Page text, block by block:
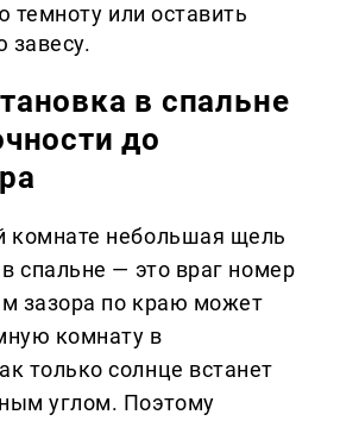
темноту или оставить
завесу.
в спальне
до
комнате небольшая щель
спальне — это враг номер
зазора по краю может
комнату в
только солнце встанет
углом. Поэтому